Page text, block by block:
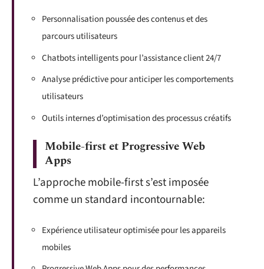
Personnalisation poussée des contenus et des
parcours utilisateurs
Chatbots intelligents pour l’assistance client 24/7
Analyse prédictive pour anticiper les comportements
utilisateurs
Outils internes d’optimisation des processus créatifs
Mobile-first et Progressive Web
Apps
L’approche mobile-first s’est imposée
comme un standard incontournable:
Expérience utilisateur optimisée pour les appareils
mobiles